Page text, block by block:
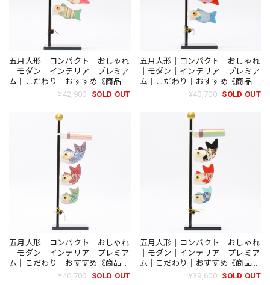
五月人形｜コンパクト｜おしゃれ
｜モダン｜インテリア｜プレミア
ム｜こだわり｜おすすめ《商品
名》木目込み鯉のぼり【品番
¥42,900 SOLD OUT
五月人形｜コンパクト｜おしゃれ
｜モダン｜インテリア｜プレミア
ム｜こだわり｜おすすめ《商品
名》木目込み鯉のぼり【品番
¥40,700 SOLD OUT
五月人形｜コンパクト｜おしゃれ
｜モダン｜インテリア｜プレミア
ム｜こだわり｜おすすめ《商品
名》木目込み鯉のぼり【品番
¥40,700 SOLD OUT
五月人形｜コンパクト｜おしゃれ
｜モダン｜インテリア｜プレミア
ム｜こだわり｜おすすめ《商品
名》木目込み鯉のぼり【品番
¥39,600 SOLD OUT